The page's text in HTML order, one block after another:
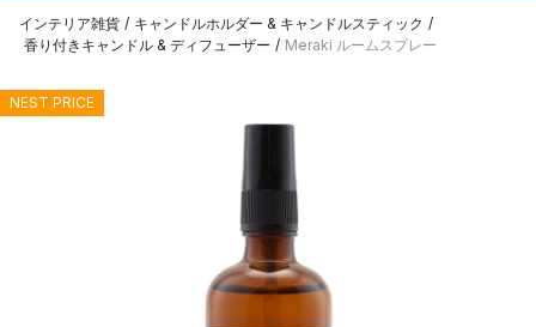
インテリア雑貨 / キャンドルホルダー & キャンドルスティック /
香り付きキャンドル & ディフューザー / Meraki ルームスプレー
NEST PRICE